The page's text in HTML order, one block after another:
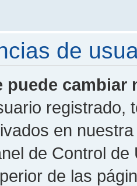
de
puede
registrado,
en
de Control
de las